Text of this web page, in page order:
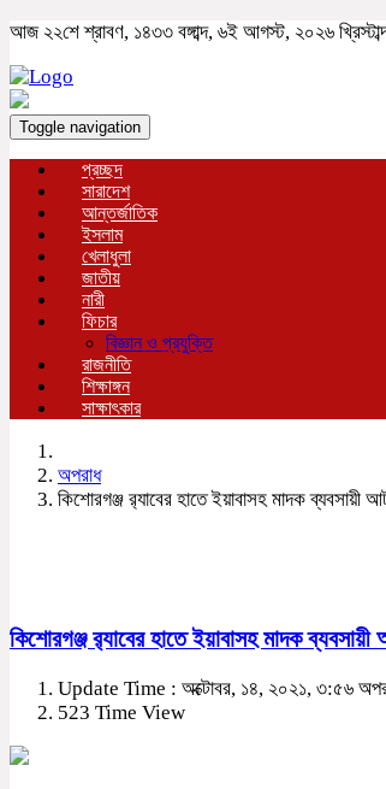
আজ ২২শে শ্রাবণ, ১৪৩৩ বঙ্গাব্দ, ৬ই আগস্ট, ২০২৬
Toggle navigation
প্রচ্ছদ
সারাদেশ
আন্তর্জাতিক
ইসলাম
খেলাধুলা
জাতীয়
নারী
ফিচার
বিজ্ঞান ও প্রযুক্তি
রাজনীতি
শিক্ষাঙ্গন
সাক্ষাৎকার
অপরাধ
কিশোরগঞ্জ র‍্যাবের হাতে ইয়াবাসহ মাদক ব্যবসায়ী
কিশোরগঞ্জ র‍্যাবের হাতে ইয়াবাসহ মাদক
Update Time : অক্টোবর, ১৪, ২০২১, ৩:৫৬
523 Time View